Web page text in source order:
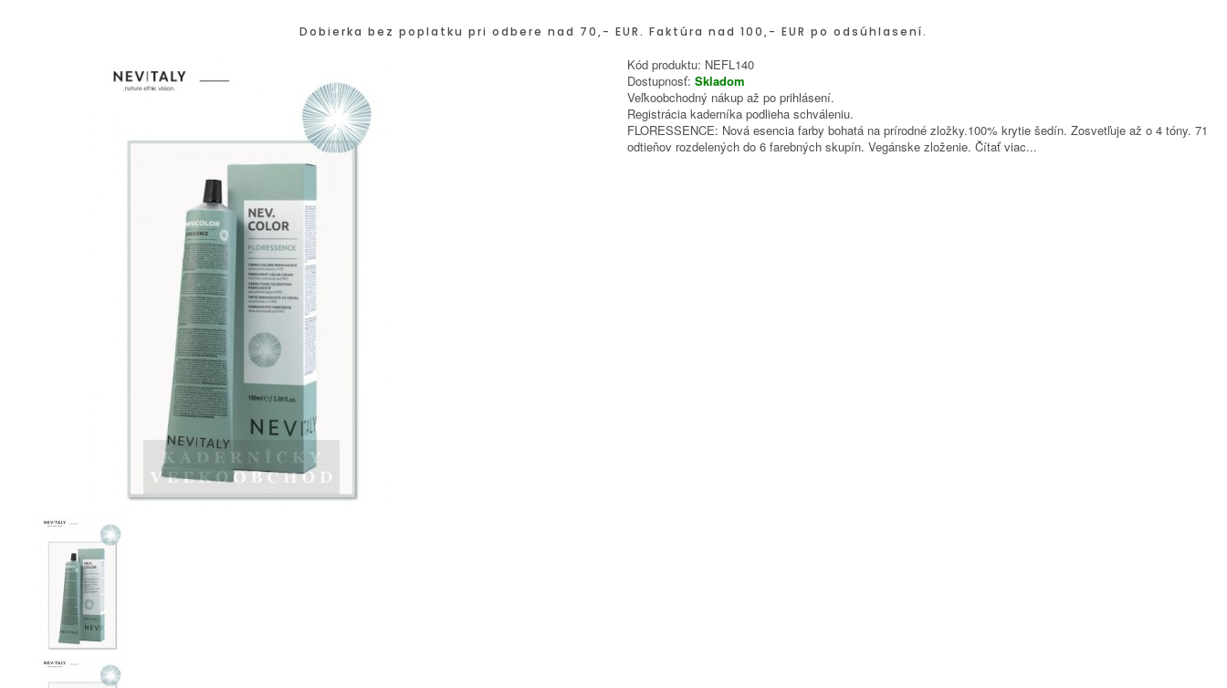
Dobierka bez poplatku pri odbere nad 70,- EUR. Faktúra nad 100,- EUR po odsúhlasení.
Kód produktu: NEFL140
Dostupnosť: Skladom
Veľkoobchodný nákup až po prihlásení.
Registrácia kaderníka podlieha schváleniu.
FLORESSENCE: Nová esencia farby bohatá na prírodné zložky.100% krytie šedín. Zosvetľuje až o 4 tóny. 71
odtieňov rozdelených do 6 farebných skupín. Vegánske zloženie. Čítať viac...